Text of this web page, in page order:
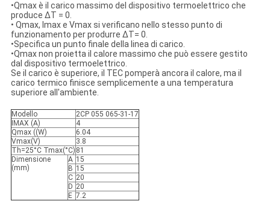
•Qmax è il carico massimo del dispositivo termoelettrico che
produce ΔT = 0.
• Qmax, Imax e Vmax si verificano nello stesso punto di
funzionamento per produrre ΔT= 0.
•Specifica un punto finale della linea di carico.
•Qmax non proietta il calore massimo che può essere gestito
dal dispositivo termoelettrico.
Se il carico è superiore, il TEC pomperà ancora il calore, ma il
carico termico finisce semplicemente a una temperatura
superiore all'ambiente.
Modello
2CP 055 065-31-17
IMAX (A)
4
Qmax ((W)
6.04
Vmax(V)
3.8
Th=25°C Tmax(°C) 81
Dimensione
(mm)
A 15
B 15
C 20
D 20
E 7.2